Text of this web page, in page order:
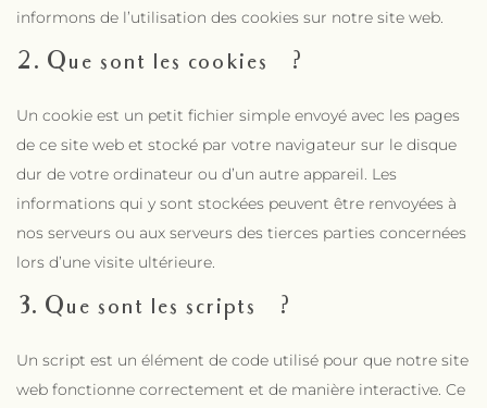
informons de l’utilisation des cookies sur notre site web.
2. Que sont les cookies ?
Un cookie est un petit fichier simple envoyé avec les pages
de ce site web et stocké par votre navigateur sur le disque
dur de votre ordinateur ou d’un autre appareil. Les
informations qui y sont stockées peuvent être renvoyées à
nos serveurs ou aux serveurs des tierces parties concernées
lors d’une visite ultérieure.
3. Que sont les scripts ?
Un script est un élément de code utilisé pour que notre site
web fonctionne correctement et de manière interactive. Ce